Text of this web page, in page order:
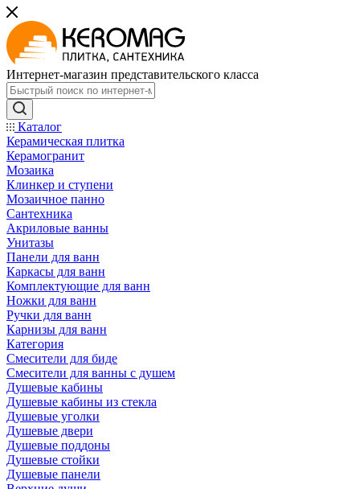
Интернет-магазин представительского класса
Каталог
Керамическая плитка
Керамогранит
Мозаика
Клинкер и ступени
Мозаичное панно
Сантехника
Акриловые ванны
Унитазы
Панели для ванн
Каркасы для ванн
Комплектующие для ванн
Ножки для ванн
Ручки для ванн
Карнизы для ванн
Категория
Смесители для биде
Смесители для ванны с душем
Душевые кабины
Душевые кабины из стекла
Душевые уголки
Душевые двери
Душевые поддоны
Душевые стойки
Душевые панели